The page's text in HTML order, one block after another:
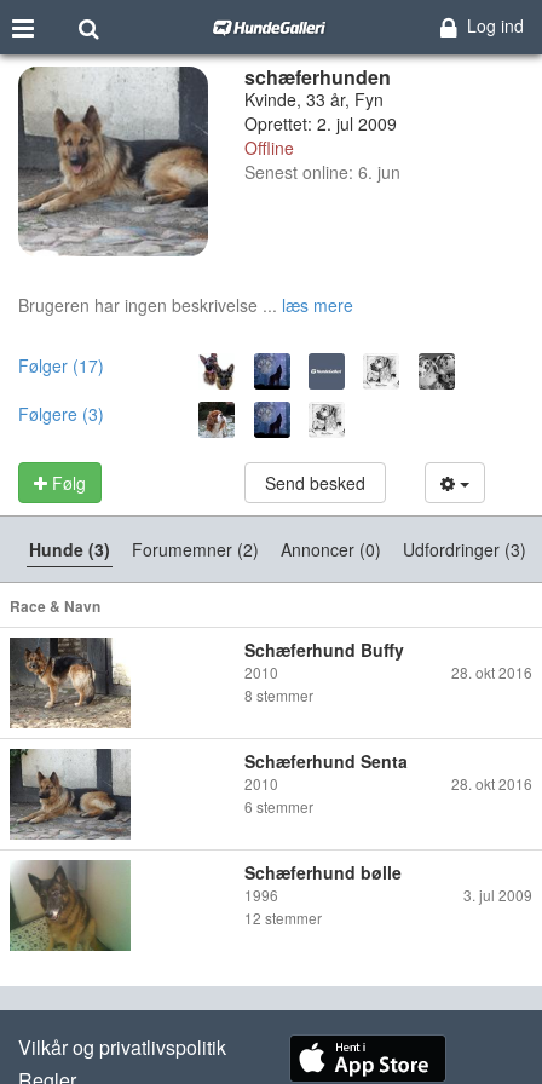
Log ind
schæferhunden
Kvinde, 33 år, Fyn
Oprettet: 2. jul 2009
Offline
Senest online: 6. jun
Brugeren har ingen beskrivelse ... læs mere
Følger (17)
Følgere (3)
Følg Send besked
Hunde (3) Forumemner (2) Annoncer (0) Udfordringer (3)
Race & Navn
Schæferhund Buffy
2010
28. okt 2016
8 stemmer
Schæferhund Senta
2010
28. okt 2016
6 stemmer
Schæferhund bølle
1996
3. jul 2009
12 stemmer
Vilkår og privatlivspolitik